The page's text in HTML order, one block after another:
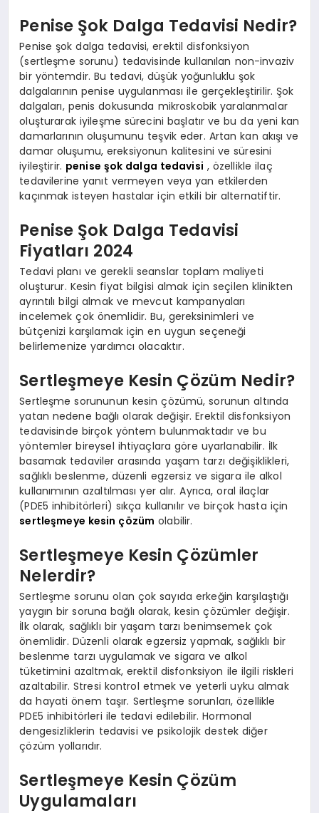
Penise Şok Dalga Tedavisi Nedir?
Penise şok dalga tedavisi, erektil disfonksiyon
(sertleşme sorunu) tedavisinde kullanılan non-invaziv
bir yöntemdir. Bu tedavi, düşük yoğunluklu şok
dalgalarının penise uygulanması ile gerçekleştirilir. Şok
dalgaları, penis dokusunda mikroskobik yaralanmalar
oluşturarak iyileşme sürecini başlatır ve bu da yeni kan
damarlarının oluşumunu teşvik eder. Artan kan akışı ve
damar oluşumu, ereksiyonun kalitesini ve süresini
iyileştirir. penise şok dalga tedavisi , özellikle ilaç
tedavilerine yanıt vermeyen veya yan etkilerden
kaçınmak isteyen hastalar için etkili bir alternatiftir.
Penise Şok Dalga Tedavisi
Fiyatları 2024
Tedavi planı ve gerekli seanslar toplam maliyeti
oluşturur. Kesin fiyat bilgisi almak için seçilen klinikten
ayrıntılı bilgi almak ve mevcut kampanyaları
incelemek çok önemlidir. Bu, gereksinimleri ve
bütçenizi karşılamak için en uygun seçeneği
belirlemenize yardımcı olacaktır.
Sertleşmeye Kesin Çözüm Nedir?
Sertleşme sorununun kesin çözümü, sorunun altında
yatan nedene bağlı olarak değişir. Erektil disfonksiyon
tedavisinde birçok yöntem bulunmaktadır ve bu
yöntemler bireysel ihtiyaçlara göre uyarlanabilir. İlk
basamak tedaviler arasında yaşam tarzı değişiklikleri,
sağlıklı beslenme, düzenli egzersiz ve sigara ile alkol
kullanımının azaltılması yer alır. Ayrıca, oral ilaçlar
(PDE5 inhibitörleri) sıkça kullanılır ve birçok hasta için
sertleşmeye kesin çözüm olabilir.
Sertleşmeye Kesin Çözümler
Nelerdir?
Sertleşme sorunu olan çok sayıda erkeğin karşılaştığı
yaygın bir soruna bağlı olarak, kesin çözümler değişir.
İlk olarak, sağlıklı bir yaşam tarzı benimsemek çok
önemlidir. Düzenli olarak egzersiz yapmak, sağlıklı bir
beslenme tarzı uygulamak ve sigara ve alkol
tüketimini azaltmak, erektil disfonksiyon ile ilgili riskleri
azaltabilir. Stresi kontrol etmek ve yeterli uyku almak
da hayati önem taşır. Sertleşme sorunları, özellikle
PDE5 inhibitörleri ile tedavi edilebilir. Hormonal
dengesizliklerin tedavisi ve psikolojik destek diğer
çözüm yollarıdır.
Sertleşmeye Kesin Çözüm
Uygulamaları